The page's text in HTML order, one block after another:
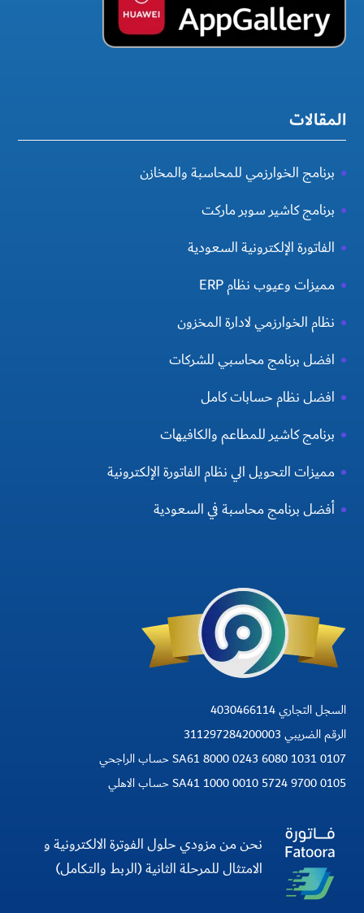
المقالات
برنامج الخوارزمي للمحاسبة والمخازن
برنامج كاشير سوبر ماركت
الفاتورة الإلكترونية السعودية
مميزات وعيوب نظام ERP
نظام الخوارزمي لادارة المخزون
افضل برنامج محاسبي للشركات
افضل نظام حسابات كامل
برنامج كاشير للمطاعم والكافيهات
مميزات التحويل الي نظام الفاتورة الإلكترونية
أفضل برنامج محاسبة في السعودية
السجل التجاري 4030466114
الرقم الضريبي 311297284200003
SA61 8000 0243 6080 1031 0107 حساب الراجحي
SA41 1000 0010 5724 9700 0105 حساب الاهلي
نحن من مزودي حلول الفوترة الالكترونية و
الامتثال للمرحلة الثانية (الربط والتكامل)